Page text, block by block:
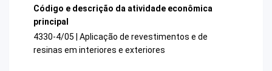
Código e descrição da atividade econômica
principal
4330-4/05 | Aplicação de revestimentos e de
resinas em interiores e exteriores